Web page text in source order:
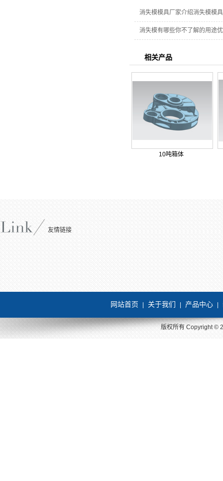
消失模模具厂家介绍消失模模
消失模有哪些你不了解的用途
相关产品
10吨箱体
友情链接
网站首页 关于我们 产品中心
版权所有 Copyright ©